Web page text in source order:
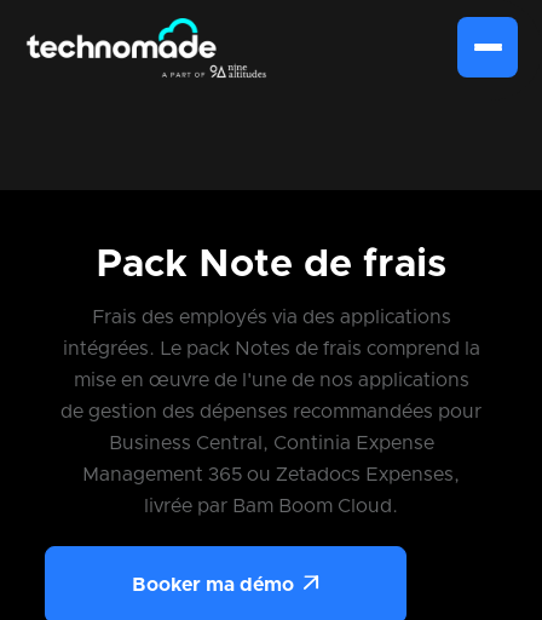
Pack Note de frais
Frais des employés via des applications
intégrées. Le pack Notes de frais comprend la
mise en œuvre de l'une de nos applications
de gestion des dépenses recommandées pour
Business Central, Continia Expense
Management 365 ou Zetadocs Expenses,
livrée par Bam Boom Cloud.
Booker ma démo 